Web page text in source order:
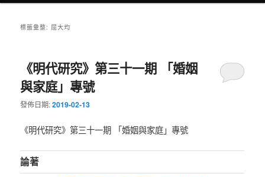
標籤彙整: 屈大均
《明代研究》第三十一期 「婚姻
與家庭」專號
發佈日期:2019-02-13
《明代研究》第三十一期 「婚姻與家庭」專號
論著